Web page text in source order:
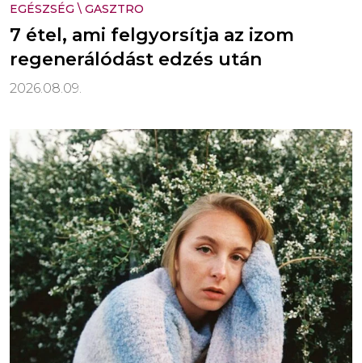
EGÉSZSÉG \ GASZTRO
7 étel, ami felgyorsítja az izom
regenerálódást edzés után
2026.08.09.